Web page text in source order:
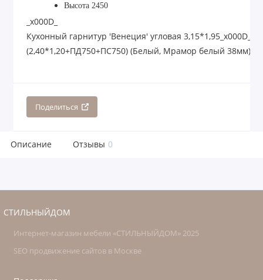
Высота 2450
_x000D_
Кухонный гарнитур 'Венеция' угловая 3,15*1,95_x000D_
(2,40*1,20+ПД750+ПС750) (Белый, Мрамор белый 38мм)
Поделиться
Описание Отзывы 0
СТИЛЬНЫЙДОМ
Интернет-магазин мебели «СТИЛЬНЫЙДОМ» 2025
SEO продвижение сайтов в Москве